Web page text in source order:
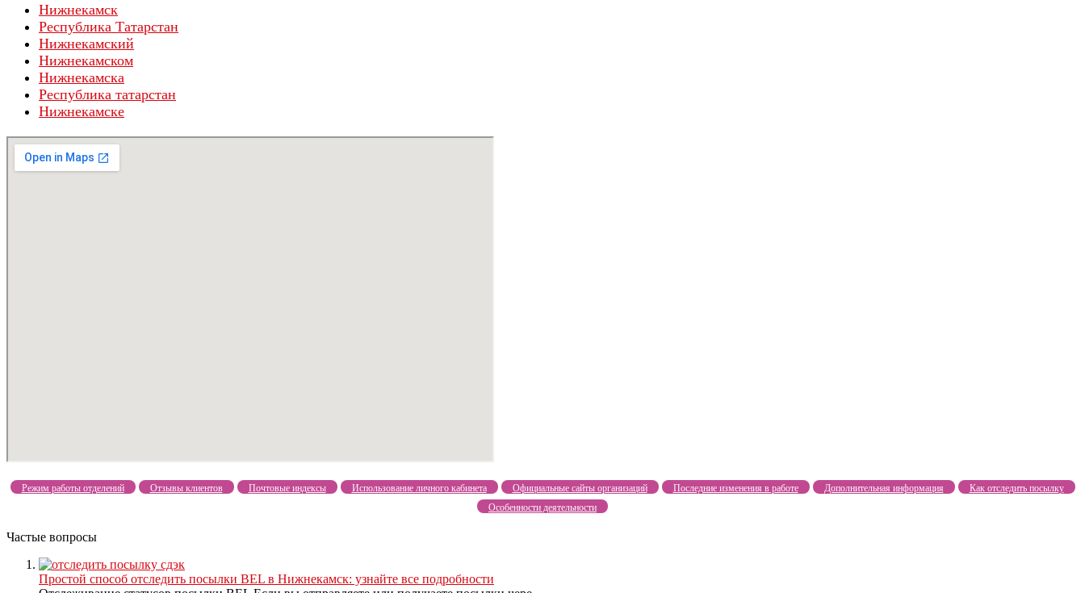
Нижнекамск
Республика Татарстан
Нижнекамский
Нижнекамском
Нижнекамска
Республика татарстан
Нижнекамске
Режим работы отделений Отзывы клиентов Почтовые индексы Использование личного кабинета Официальные сайты организаций Последние изменения в работе Дополнительная информация
Как отследить посылку
Особенности деятельности
Частые вопросы
Простой способ отследить посылки BEL в Нижнекамск: узнайте все подробности